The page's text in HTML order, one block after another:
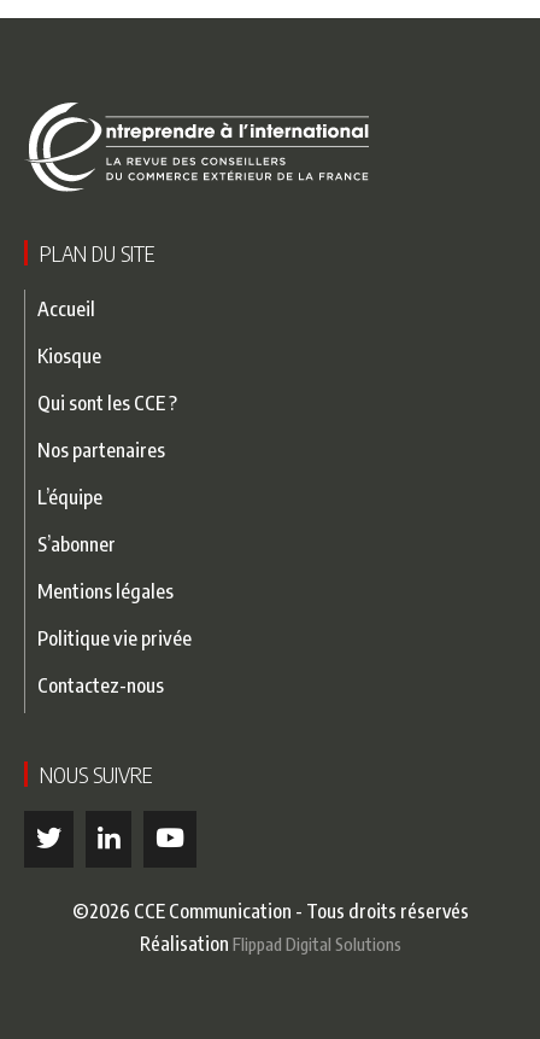
PLAN DU SITE
Accueil
Kiosque
Qui sont les CCE ?
Nos partenaires
L’équipe
S’abonner
Mentions légales
Politique vie privée
Contactez-nous
NOUS SUIVRE
©2026 CCE Communication - Tous droits réservés
Réalisation Flippad Digital Solutions